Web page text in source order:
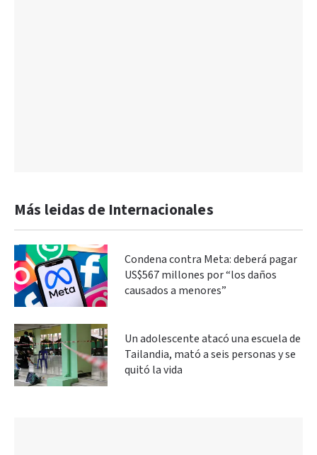
Más leidas de Internacionales
Condena contra Meta: deberá pagar
US$567 millones por “los daños
causados a menores”
Un adolescente atacó una escuela de
Tailandia, mató a seis personas y se
quitó la vida